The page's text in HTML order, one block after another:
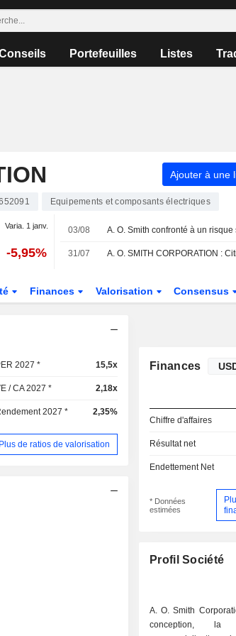
Portefeuilles Listes
Ajouter à une
Equipements et composants électriques
Varia. 1 janv.
-5,95%
03/08
31/07
Finances Valorisation Consensus
2027 * 15,5x
/ CA 2027 * 2,18x
2027 * 2,35%
Plus de ratios de valorisation
Finances
Chiffre d'affaires
Résultat net
Endettement Net
* Données
estimées
Profil Société
A. O. Smith
conception,